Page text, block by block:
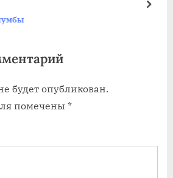
будет опубликован.
помечены *